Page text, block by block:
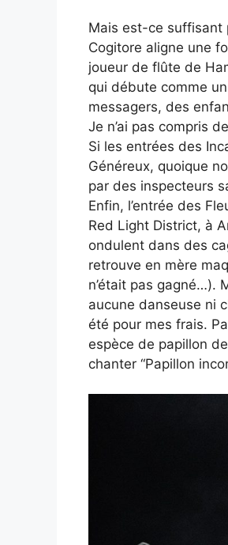
Mais est-ce suffisant
Cogitore aligne une
joueur de flûte de
qui débute comme
messagers, des
Je n’ai pas compris
Si les entrées des
Généreux, quoique
par des inspecteurs
Enfin, l’entrée des
Red Light District, à
ondulent dans des
retrouve en mère
n’était pas gagné…).
aucune danseuse ni
été pour mes frais.
espèce de papillon
chanter “Papillon